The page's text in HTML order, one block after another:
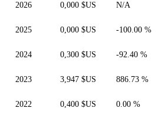
2026 0,000 $US N/A
2025 0,000 $US -100.00 %
2024 0,300 $US -92.40 %
2023 3,947 $US 886.73 %
2022 0,400 $US 0.00 %